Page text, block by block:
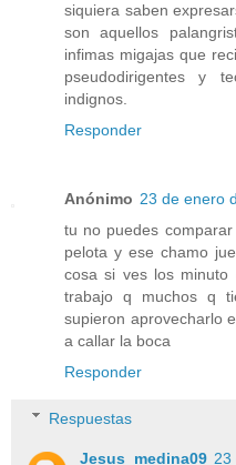
siquiera saben
son aquellos
infimas migajas que
pseudodirigentes y
indignos.
Responder
Anónimo 23 de enero
tu no puedes
pelota y ese chamo
cosa si ves los
trabajo q muchos q
supieron aprovecharlo
a callar la boca
Responder
Respuestas
Jesus_medina09 23